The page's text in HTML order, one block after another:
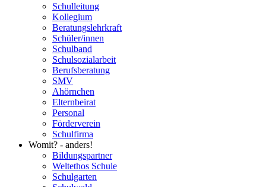
Schulleitung
Kollegium
Beratungslehrkraft
Schüler/innen
Schulband
Schulsozialarbeit
Berufsberatung
SMV
Ahörnchen
Elternbeirat
Personal
Förderverein
Schulfirma
Womit? - anders!
Bildungspartner
Weltethos Schule
Schulgarten